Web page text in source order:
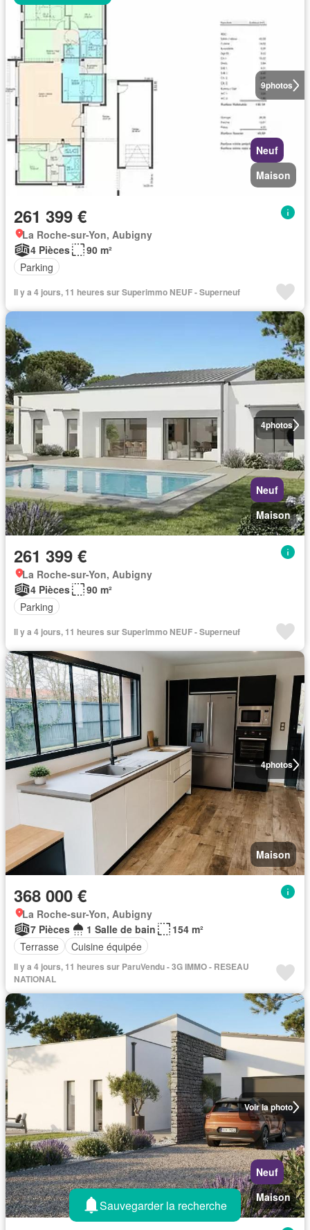
9photos
Neuf
Maison
261 399 €
La Roche-sur-Yon, Aubigny
4 Pièces
90 m²
Parking
Il y a 4 jours, 11 heures sur Superimmo NEUF - Superneuf
4photos
Neuf
Maison
261 399 €
La Roche-sur-Yon, Aubigny
4 Pièces
90 m²
Parking
Il y a 4 jours, 11 heures sur Superimmo NEUF - Superneuf
4photos
Maison
368 000 €
La Roche-sur-Yon, Aubigny
7 Pièces
1 Salle de bain
154 m²
Terrasse
Cuisine équipée
Il y a 4 jours, 11 heures sur ParuVendu - 3G IMMO - RESEAU
NATIONAL
Voir la photo
Neuf
Maison
Sauvegarder la recherche